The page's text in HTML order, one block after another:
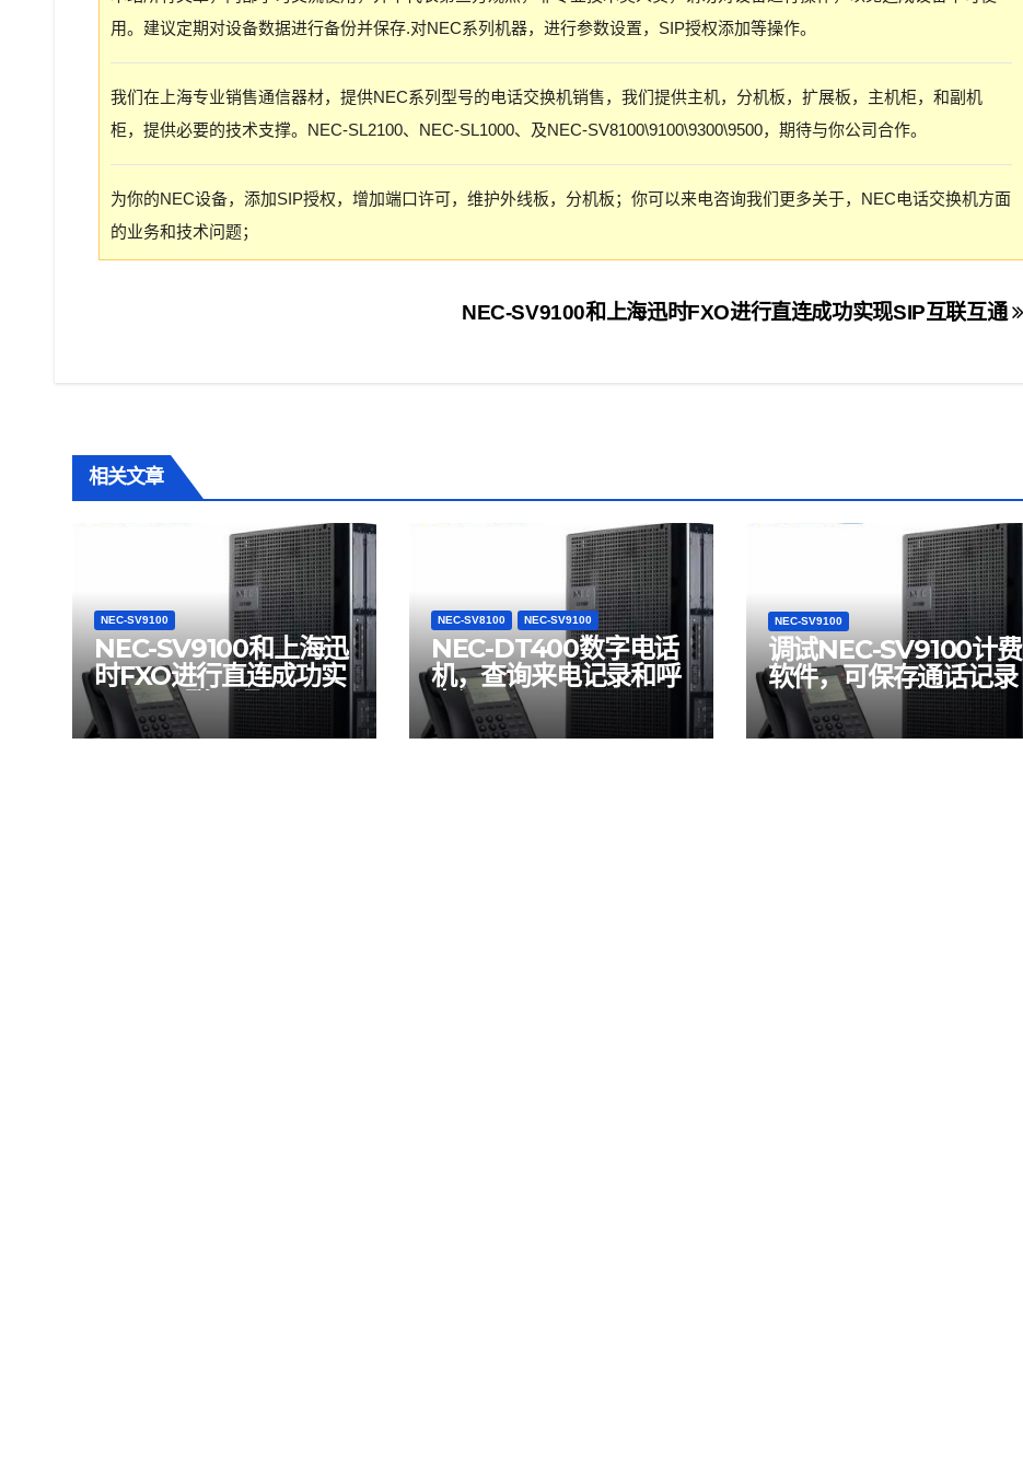
用。建议定期对设备数据进行备份并保存.对NEC系列机器，进行参数设置，SIP授权添加等操作。
我们在上海专业销售通信器材，提供NEC系列型号的电话交换机销售，我们提供主机，分机板，扩展板，主机柜，和副机
柜，提供必要的技术支撑。NEC-SL2100、NEC-SL1000、及NEC-SV8100\9100\9300\9500，期待与你公司合作。
为你的NEC设备，添加SIP授权，增加端口许可，维护外线板，分机板；你可以来电咨询我们更多关于，NEC电话交换机方面
的业务和技术问题；
航
NEC-SV9100和上海迅时FXO进行直连成功实现SIP互联互通
相关文章
NEC-SV9100
NEC-SV9100和上海迅
时FXO进行直连成功实
现SIP互联互通
NEC-SV8100 NEC-SV9100
NEC-DT400数字电话
机，查询来电记录和呼
出记录；
NEC-SV9100
调试NEC-SV9100计费
软件，可保存通话记录